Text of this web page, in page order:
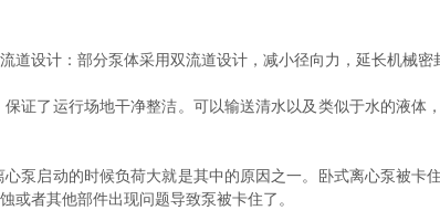
计：部分泵体采用双流道设计，减小径向力，延长机械密
了运行场地干净整洁。可以输送清水以及类似于水的液体
启动的时候负荷大就是其中的原因之一。卧式离心泵被卡
者其他部件出现问题导致泵被卡住了。